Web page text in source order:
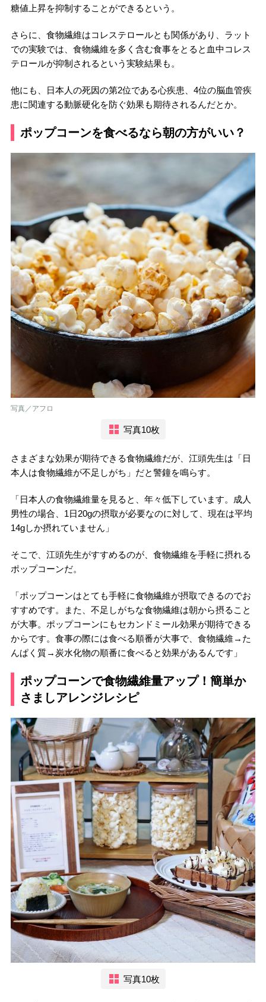
糖値上昇を抑制することができるという。
さらに、食物繊維はコレステロールとも関係があり、ラット
での実験では、食物繊維を多く含む食事をとると血中コレス
テロールが抑制されるという実験結果も。
他にも、日本人の死因の第2位である心疾患、4位の脳血管疾
患に関連する動脈硬化を防ぐ効果も期待されるんだとか。
ポップコーンを食べるなら朝の方がいい？
写真／アフロ
写真10枚
さまざまな効果が期待できる食物繊維だが、江頭先生は「日
本人は食物繊維が不足しがち」だと警鐘を鳴らす。
「日本人の食物繊維量を見ると、年々低下しています。成人
男性の場合、1日20gの摂取が必要なのに対して、現在は平均
14gしか摂れていません」
そこで、江頭先生がすすめるのが、食物繊維を手軽に摂れる
ポップコーンだ。
「ポップコーンはとても手軽に食物繊維が摂取できるのでお
すすめです。また、不足しがちな食物繊維は朝から摂ること
が大事。ポップコーンにもセカンドミール効果が期待できる
からです。食事の際には食べる順番が大事で、食物繊維→た
んぱく質→炭水化物の順番に食べると効果があるんです」
ポップコーンで食物繊維量アップ！簡単か
さましアレンジレシピ
写真10枚